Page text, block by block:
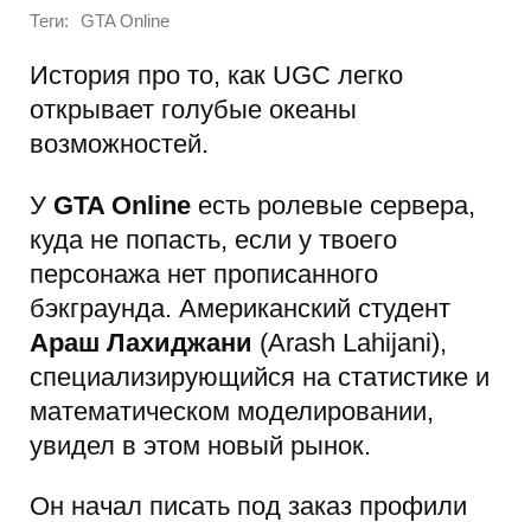
Теги: GTA Online
История про то, как UGC легко
открывает голубые океаны
возможностей.
У GTA Online есть ролевые сервера,
куда не попасть, если у твоего
персонажа нет прописанного
бэкграунда. Американский студент
Араш Лахиджани (Arash Lahijani),
специализирующийся на статистике и
математическом моделировании,
увидел в этом новый рынок.
Он начал писать под заказ профили